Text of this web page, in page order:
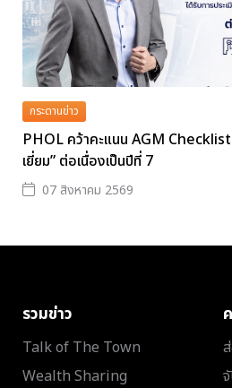
กระดานข่าว
PHOL คว้าคะแนน AGM Checklist
เยี่ยม” ต่อเนื่องเป็นปีที่ 7
07 สิงหาคม 2569
รวมข่าว
Talk of The Town
Wealth Sharing